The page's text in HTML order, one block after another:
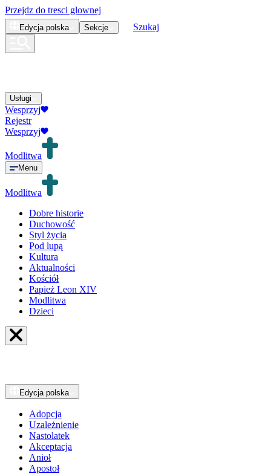
Przejdz do tresci glownej
Edycja polska Sekcje Szukaj
Usługi
Wesprzyj
Rejestr
Wesprzyj
Modlitwa
Menu
Modlitwa
Dobre historie
Duchowość
Styl życia
Pod lupą
Kultura
Aktualności
Kościół
Papież Leon XIV
Modlitwa
Dzieci
Edycja polska
Adopcja
Uzależnienie
Nastolatek
Akceptacja
Anioł
Apostoł